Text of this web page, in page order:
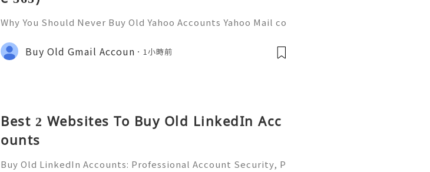
Why You Should Never Buy Old Yahoo Accounts Yahoo Mail co
onal communication, business correspondence, and online a
ccount recovery. Because of
Buy Old Gmail Accoun 1小時前
Best 2 Websites To Buy Old LinkedIn Acc
ounts
Buy Old LinkedIn Accounts: Professional Account Security, P